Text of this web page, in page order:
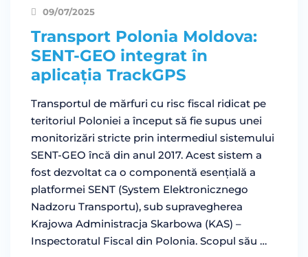
09/07/2025
Transport Polonia Moldova:
SENT-GEO integrat în
aplicația TrackGPS
Transportul de mărfuri cu risc fiscal ridicat pe
teritoriul Poloniei a început să fie supus unei
monitorizări stricte prin intermediul sistemului
SENT-GEO încă din anul 2017. Acest sistem a
fost dezvoltat ca o componentă esențială a
platformei SENT (System Elektronicznego
Nadzoru Transportu), sub supravegherea
Krajowa Administracja Skarbowa (KAS) –
Inspectoratul Fiscal din Polonia. Scopul său …